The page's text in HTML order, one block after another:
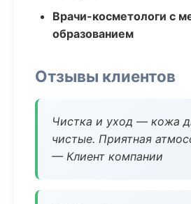
Врачи-косметологи с
образованием
Отзывы клиентов
Чистка и уход — кожа
чистые. Приятная
— Клиент компании